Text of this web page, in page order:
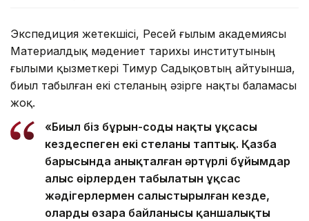
Экспедиция жетекшісі, Ресей ғылым академиясы
Материалдық мәдениет тарихы институтының
ғылыми қызметкері Тимур Садықовтың айтуынша,
биыл табылған екі стеланың әзірге нақты баламасы
жоқ.
«Биыл біз бұрын-соңды нақты ұқсасы
кездеспеген екі стеланы таптық. Қазба
барысында анықталған әртүрлі бұйымдар
алыс өңірлерден табылатын ұқсас
жәдігерлермен салыстырылған кезде,
олардың өзара байланысы қаншалықты